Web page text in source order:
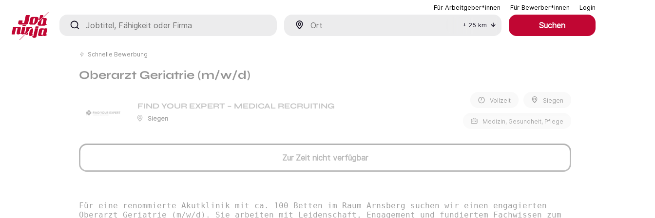
Für Arbeitgeber*innen Für Bewerber*innen Login
Jobtitel, Fähigkeit oder Firma
+ 25 km Suchen
Schnelle Bewerbung
Oberarzt Geriatrie (m/w/d)
FIND YOUR EXPERT – MEDICAL RECRUITING
Siegen
Vollzeit Siegen
Medizin, Gesundheit, Pflege
Zur Zeit nicht verfügbar
Für eine renommierte Akutklinik mit ca. 100 Betten im Raum Arnsberg suchen wir einen engagierten
Oberarzt Geriatrie (m/w/d). Sie arbeiten mit Leidenschaft, Engagement und fundiertem Fachwissen zum